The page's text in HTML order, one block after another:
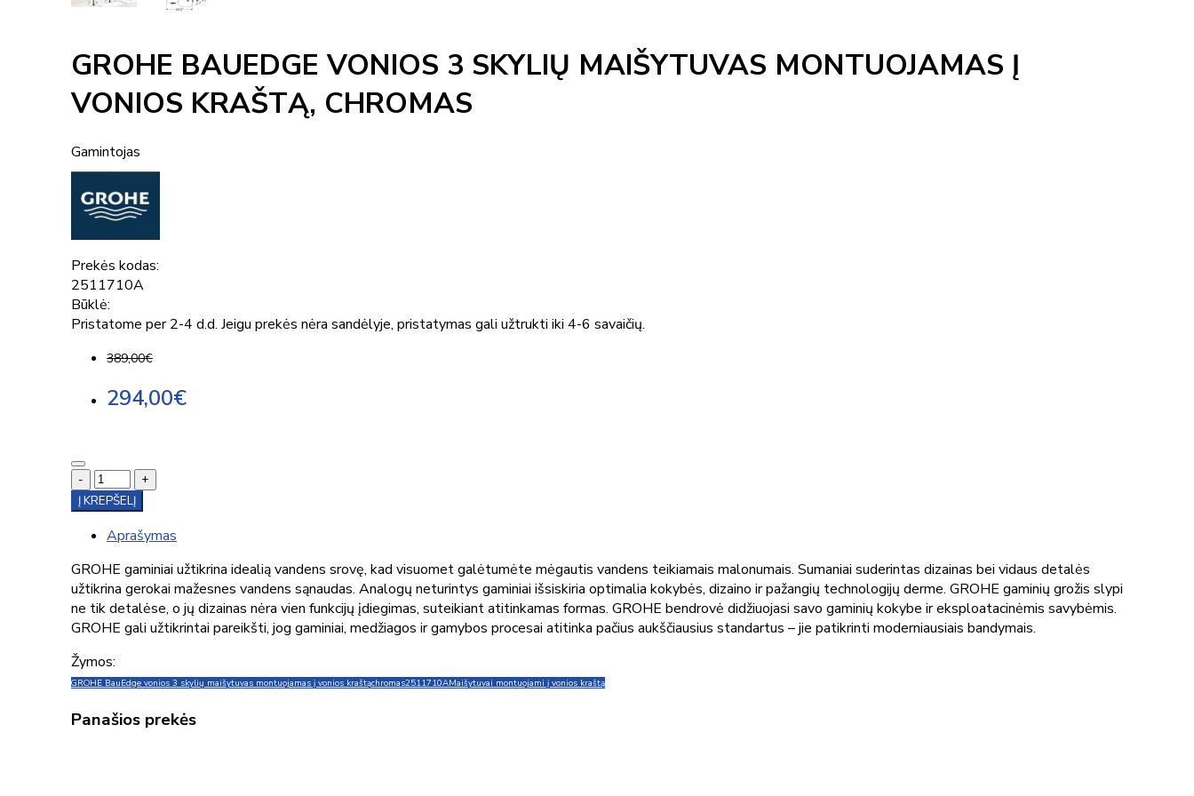
GROHE BAUEDGE VONIOS 3 SKYLIŲ MAIŠYTUVAS MONTUOJAMAS Į
VONIOS KRAŠTĄ, CHROMAS
Gamintojas
Prekės kodas:
2511710A
Būklė:
Pristatome per 2-4 d.d. Jeigu prekės nėra sandėlyje, pristatymas gali užtrukti iki 4-6 savaičių.
389,00€
294,00€
-
+
Į KREPŠELĮ
Aprašymas
GROHE gaminiai užtikrina idealią vandens srovę, kad visuomet galėtumėte mėgautis vandens teikiamais malonumais. Sumaniai suderintas dizainas bei vidaus detalės
užtikrina gerokai mažesnes vandens sąnaudas. Analogų neturintys gaminiai išsiskiria optimalia kokybės, dizaino ir pažangių technologijų derme. GROHE gaminių grožis slypi
ne tik detalėse, o jų dizainas nėra vien funkcijų įdiegimas, suteikiant atitinkamas formas. GROHE bendrovė didžiuojasi savo gaminių kokybe ir eksploatacinėmis savybėmis.
GROHE gali užtikrintai pareikšti, jog gaminiai, medžiagos ir gamybos procesai atitinka pačius aukščiausius standartus – jie patikrinti moderniausiais bandymais.
Žymos:
GROHE BauEdge vonios 3 skylių maišytuvas montuojamas į vonios kraštąchromas2511710AMaišytuvai montuojami į vonios kraštą
Panašios prekės